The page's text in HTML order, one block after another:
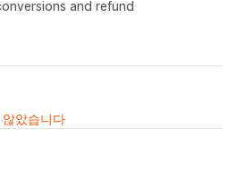
and refund
았습니다